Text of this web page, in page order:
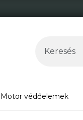
Motor védőelemek